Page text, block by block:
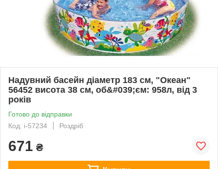
Надувний басейн діаметр 183 см, "Океан"
56452 висота 38 см, об&#039;єм: 958л, від 3
років
Готово до відправки
Код: i-57234
Роздріб
671 ₴